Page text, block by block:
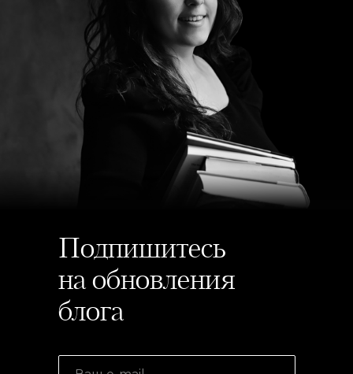
Подпишитесь
на обновления
блога